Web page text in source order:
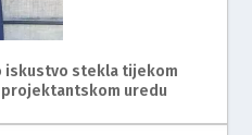
iskustvo stekla tijekom
uredu